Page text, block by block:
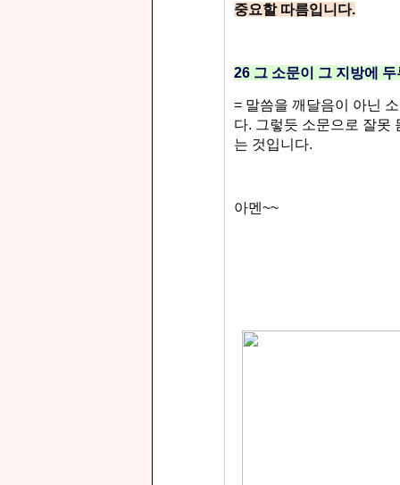
중요할 따름입니다.
26 그 소문이 그 지방에
= 말씀을 깨달음이 아닌
다. 그렇듯 소문으로 잘못
는 것입니다.
아멘 ~~